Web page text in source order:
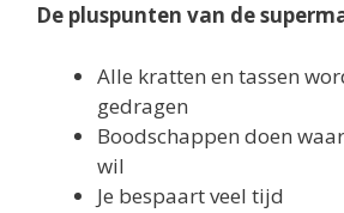
De pluspunten van de
Alle kratten en tassen
gedragen
Boodschappen doen
wil
Je bespaart veel tijd